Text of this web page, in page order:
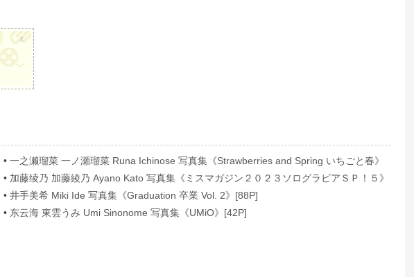
x
•一之濑瑠菜 一ノ瀬瑠菜 Runa Ichinose 写真集《Strawberries and Spring いちごと春》
[62P]
• 加藤绫乃 加藤綾乃 Ayano Kato 写真集《ミスマガジン２０２３ソログラビアＳＰ！５》
[54P]
•井手美希 Miki Ide 写真集《Graduation 卒業 Vol. 2》[88P]
• 东云海 東雲うみ Umi Sinonome 写真集《UMiO》[42P]